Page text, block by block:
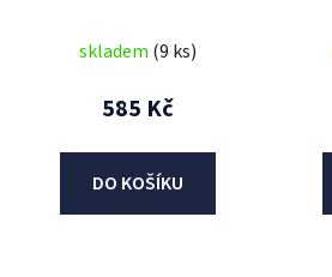
skladem (9 ks)
585 Kč
DO KOŠÍKU